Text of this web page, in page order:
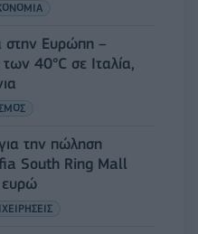
Ευρώπη –
40°C σε Ιταλία,
την πώληση
South Ring Mall
ευρώ